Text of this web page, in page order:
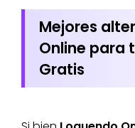
Mejores
Online para
Gratis